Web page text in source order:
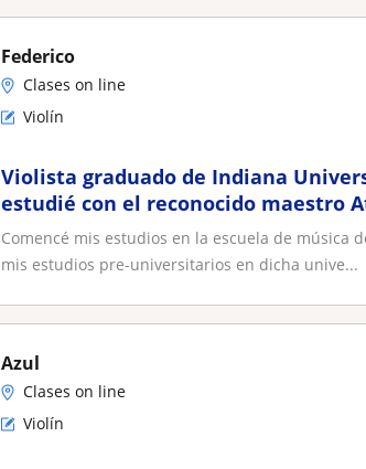
Federico
Clases on line
Violín
Violista graduado de Indiana
estudié con el reconocido maestro
actualmente estoy terminando mi
con Marc Sabbah
Comencé mis estudios en la escuela de música
mis estudios pre-universitarios en dicha unive...
Azul
Clases on line
Violín